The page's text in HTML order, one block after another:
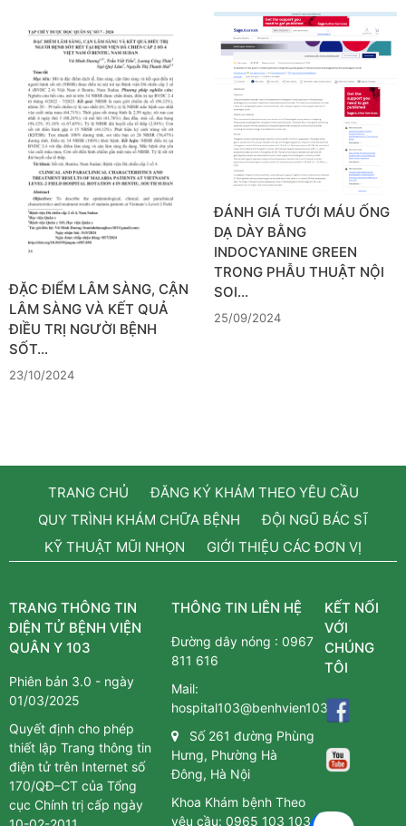
ĐẶC ĐIỂM LÂM SÀNG, CẬN
LÂM SÀNG VÀ KẾT QUẢ
ĐIỀU TRỊ NGƯỜI BỆNH
SỐT…
23/10/2024
ĐÁNH GIÁ TƯỚI MÁU ỐNG
DẠ DÀY BẰNG
INDOCYANINE GREEN
TRONG PHẪU THUẬT NỘI
SOI…
25/09/2024
TRANG CHỦ
ĐĂNG KÝ KHÁM THEO YÊU CẦU
QUY TRÌNH KHÁM CHỮA BỆNH
ĐỘI NGŨ BÁC SĨ
KỸ THUẬT MŨI NHỌN
GIỚI THIỆU CÁC ĐƠN VỊ
TRANG THÔNG TIN
ĐIỆN TỬ BỆNH VIỆN
QUÂN Y 103
Phiên bản 3.0 - ngày
01/03/2025
Quyết định cho phép
thiết lập Trang thông tin
điện tử trên Internet số
170/QĐ–CT của Tổng
cục Chính trị cấp ngày
THÔNG TIN LIÊN HỆ
Đường dây nóng :0967
811 616
Mail:
hospital103@benhvien103.vn
Số 261 đường Phùng
Hưng, Phường Hà
Đông, Hà Nội
Khoa Khám bệnh Theo
yêu cầu:0965 103 103
KẾT NỐI
VỚI
CHÚNG
TÔI